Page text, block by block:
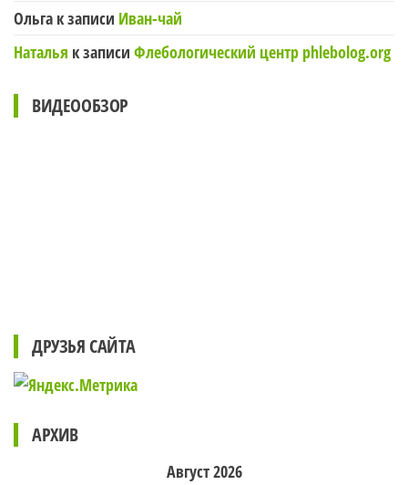
Ольга к записи Иван-чай
Наталья к записи Флебологический центр phlebolog.org
ВИДЕООБЗОР
ДРУЗЬЯ САЙТА
АРХИВ
Август 2026